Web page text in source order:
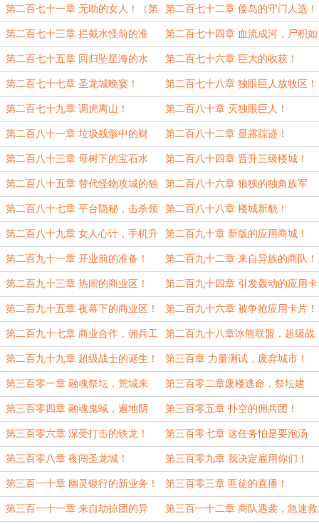
战！（第五更） 离！（第六更）
第二百七十一章 无助的女人！（第
七更）
第二百七十二章 倭岛的守门人选！
（第八更）
第二百七十三章 拦截水怪前的准
备！（第九更）
第二百七十四章 血流成河，尸积如
山！（第十更完毕，祝大家元旦快
乐！）
第二百七十五章 回归坠星海的水
怪！
第二百七十六章 巨大的收获！
第二百七十七章 圣龙城晚宴！ 第二百七十八章 独眼巨人放牧区！
第二百七十九章 调虎离山！ 第二百八十章 灭独眼巨人！
第二百八十一章 垃圾残骸中的财
富！
第二百八十二章 显露踪迹！
第二百八十三章 母树下的宝石水
池！
第二百八十四章 晋升三级楼城！
第二百八十五章 替代怪物攻城的独
角军团！
第二百八十六章 狼狈的独角族军
团！
第二百八十七章 平台隐秘，击杀领
主！
第二百八十八章 楼城新貌！
第二百八十九章 女人心计，手机升
级！
第二百九十章 新版的应用商城！
第二百九十一章 开业前的准备！ 第二百九十二章 来自异族的商队！
第二百九十三章 热闹的商业区！ 第二百九十四章 引发轰动的应用卡
片！
第二百九十五章 夜幕下的商业区！ 第二百九十六章 被争抢应用卡片！
第二百九十七章 商业合作，佣兵工
会！
第二百九十八章冰熊联盟，超级战
士！
第二百九十九章 超级战士的诞生！ 第三百章 力量测试，废弃城市！
第三百零一章 融魂祭坛，荒城来
客！
第三百零二章废楼逃命，祭坛建
成！
第三百零四章 融魂鬼蜮，遍地阴
魂！
第三百零五章 扑空的佣兵团！
第三百零六章 深受打击的铁龙！ 第三百零七章 这任务怕是要泡汤
了！
第三百零八章 夜闯圣龙城！ 第三百零九章 我决定雇用你们！
第三百一十章 幽灵银行的新业务！ 第三百零三章 匪徒的直播！
第三百一十一章 来自劫掠团的异 第三百一十二章 商队遇袭，急速救